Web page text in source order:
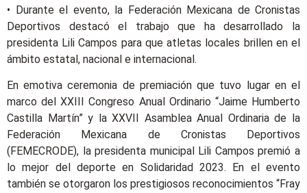
• Durante el evento, la Federación Mexicana de Cronistas
Deportivos destacó el trabajo que ha desarrollado la
presidenta Lili Campos para que atletas locales brillen en el
ámbito estatal, nacional e internacional.
En emotiva ceremonia de premiación que tuvo lugar en el
marco del XXIII Congreso Anual Ordinario “Jaime Humberto
Castilla Martín” y la XXVII Asamblea Anual Ordinaria de la
Federación Mexicana de Cronistas Deportivos
(FEMECRODE), la presidenta municipal Lili Campos premió a
lo mejor del deporte en Solidaridad 2023. En el evento
también se otorgaron los prestigiosos reconocimientos “Fray